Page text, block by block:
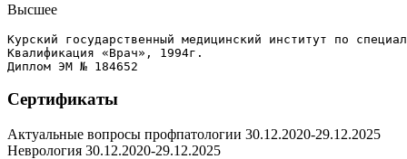
Высшее
Курский государственный медицинский институт по
Квалификация «Врач», 1994г.
Диплом ЭМ № 184652
Сертификаты
Актуальные вопросы профпатологии 30.12.2020-29.12.2025
Неврология 30.12.2020-29.12.2025